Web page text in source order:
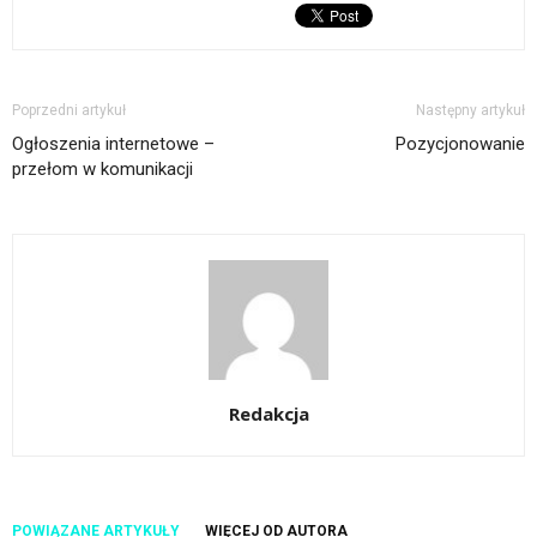
Poprzedni artykuł
Ogłoszenia internetowe –
przełom w komunikacji
Następny artykuł
Pozycjonowanie
Redakcja
POWIĄZANE ARTYKUŁY WIĘCEJ OD AUTORA